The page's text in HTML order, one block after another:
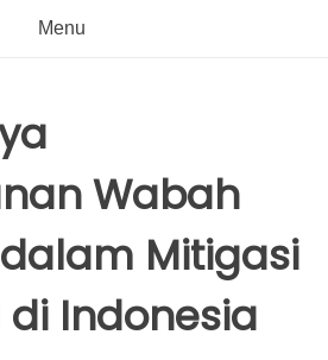
Menu
Wabah
Mitigasi
Indonesia